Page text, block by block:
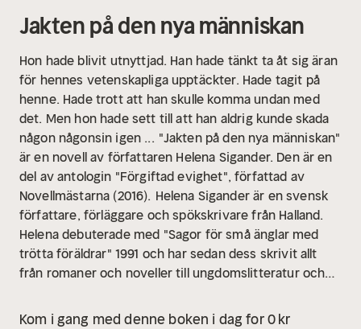
Jakten på den nya människan
Hon hade blivit utnyttjad. Han hade tänkt ta åt sig äran
för hennes vetenskapliga upptäckter. Hade tagit på
henne. Hade trott att han skulle komma undan med
det. Men hon hade sett till att han aldrig kunde skada
någon någonsin igen ... "Jakten på den nya människan"
är en novell av författaren Helena Sigander. Den är en
del av antologin "Förgiftad evighet", författad av
Novellmästarna (2016). Helena Sigander är en svensk
författare, förläggare och spökskrivare från Halland.
Helena debuterade med "Sagor för små änglar med
trötta föräldrar" 1991 och har sedan dess skrivit allt
från romaner och noveller till ungdomslitteratur och
Kom i gang med denne boken i dag for 0 kr